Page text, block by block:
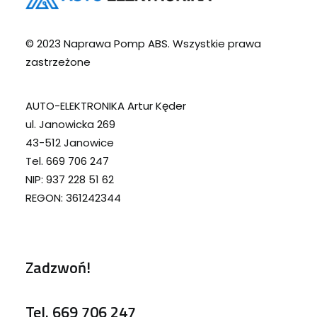
© 2023 Naprawa Pomp ABS. Wszystkie prawa
zastrzeżone
AUTO-ELEKTRONIKA Artur Kęder
ul. Janowicka 269
43-512 Janowice
Tel. 669 706 247
NIP: 937 228 51 62
REGON: 361242344
Zadzwoń!
Tel. 669 706 247